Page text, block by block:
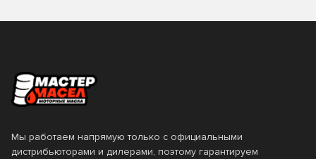
Мы работаем напрямую только с официальными
дистрибьюторами и дилерами, поэтому гарантируем